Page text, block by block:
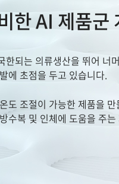
한 AI 제품군
한되는 의류생산을 뛰어 너
에 초점을 두고 있습니다.
도 조절이 가능한 제품을
수복 및 인체에 도움을 주